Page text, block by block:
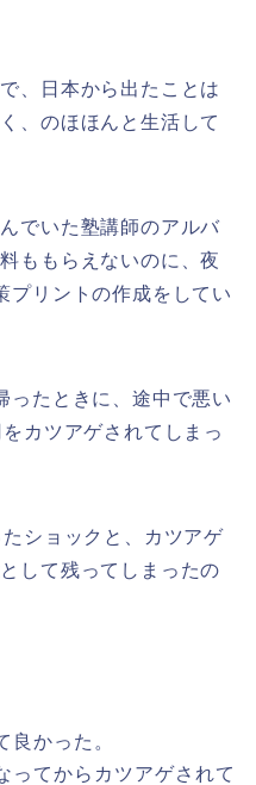
、日本から出たことは
、のほほんと生活して
でいた塾講師のアルバ
ももらえないのに、夜
プリントの作成をしてい
ったときに、途中で悪い
カツアゲされてしまっ
ショックと、カツアゲ
して残ってしまったの
良かった。
ってからカツアゲされて